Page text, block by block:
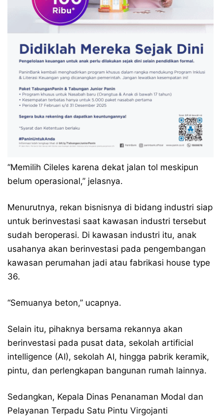
“Memilih Cileles karena dekat jalan tol meskipun
belum operasional,” jelasnya.
Menurutnya, rekan bisnisnya di bidang industri siap
untuk berinvestasi saat kawasan industri tersebut
sudah beroperasi. Di kawasan industri itu, anak
usahanya akan berinvestasi pada pengembangan
kawasan perumahan jadi atau fabrikasi house type
36.
“Semuanya beton,” ucapnya.
Selain itu, pihaknya bersama rekannya akan
berinvestasi pada pusat data, sekolah artificial
intelligence (AI), sekolah AI, hingga pabrik keramik,
pintu, dan perlengkapan bangunan rumah lainnya.
Sedangkan, Kepala Dinas Penanaman Modal dan
Pelayanan Terpadu Satu Pintu Virgojanti